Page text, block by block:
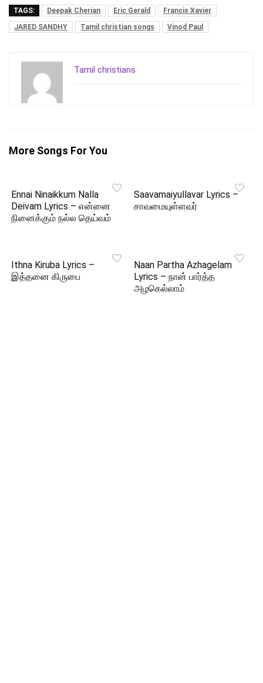
TAGS: Deepak Cherian Eric Gerald
Francis Xavier
JARED SANDHY
Tamil christian songs Vinod Paul
Tamil christians
More Songs For You
Ennai Ninaikkum Nalla
Deivam Lyrics – என்னை
நினைக்கும் நல்ல தெய்வம்
Saavamaiyullavar Lyrics –
சாவமையுள்ளவர்
Ithna Kiruba Lyrics –
இத்தனை கிருபை
Naan Partha Azhagelam
Lyrics – நான் பார்த்த
அழகெல்லாம்